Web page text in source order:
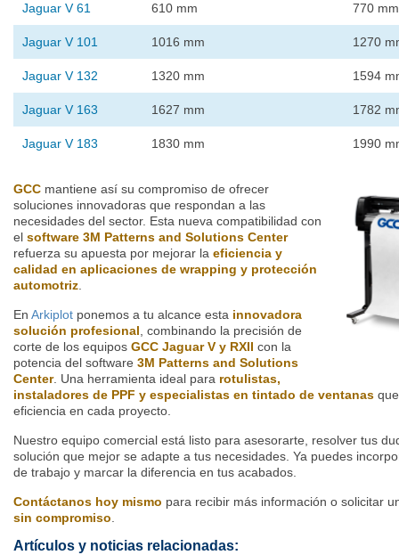
Jaguar V 61 610 mm 770 mm
Jaguar V 101 1016 mm 1270
Jaguar V 132 1320 mm 1594
Jaguar V 163 1627 mm 1782
Jaguar V 183 1830 mm 1990
GCC mantiene así su compromiso de ofrecer
soluciones innovadoras que respondan a las
necesidades del sector. Esta nueva compatibilidad con
el software 3M Patterns and Solutions Center
refuerza su apuesta por mejorar la eficiencia y
calidad en aplicaciones de wrapping y protección
automotriz
En Arkiplot ponemos a tu alcance esta innovadora
solución profesional , combinando la precisión de
corte de los equipos GCC Jaguar V y RXII con la
potencia del software 3M Patterns and Solutions
Center. Una herramienta ideal para rotulistas,
instaladores de PPF y especialistas en tintado de ventanas
eficiencia en cada proyecto.
Nuestro equipo comercial está listo para asesorarte, resolver tus
solución que mejor se adapte a tus necesidades. Ya puedes
de trabajo y marcar la diferencia en tus acabados.
Contáctanos hoy mismo para recibir más información o solicitar
sin compromiso
Artículos y noticias relacionadas: